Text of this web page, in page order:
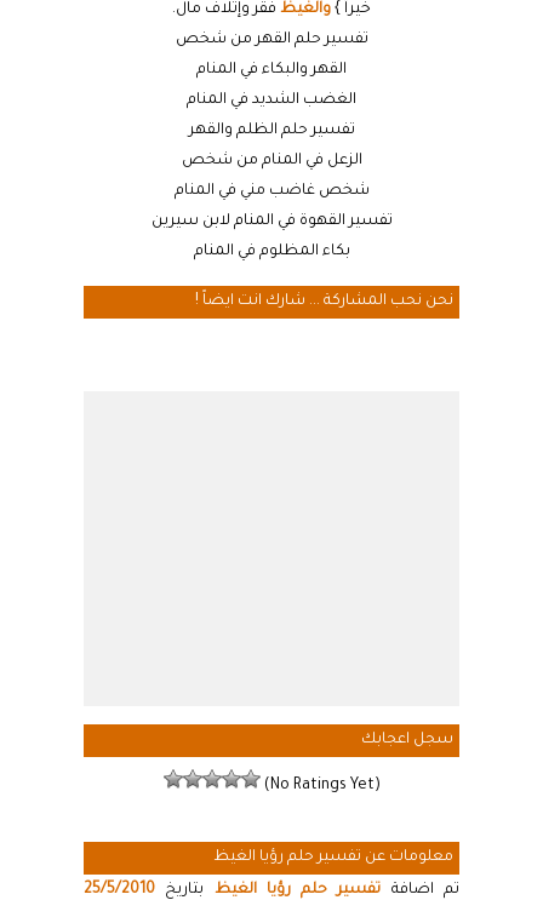
خيراً } والغيظ فقر وإتلاف مال.
تفسير حلم القهر من شخص
القهر والبكاء في المنام
الغضب الشديد في المنام
تفسير حلم الظلم والقهر
الزعل في المنام من شخص
شخص غاضب مني في المنام
تفسير القهوة في المنام لابن سيرين
بكاء المظلوم في المنام
نحن نحب المشاركة ... شارك انت ايضاً !
سجل اعجابك
(No Ratings Yet)
معلومات عن تفسير حلم رؤيا الغيظ
تم اضافة تفسير حلم رؤيا الغيظ بتاريخ 25/5/2010